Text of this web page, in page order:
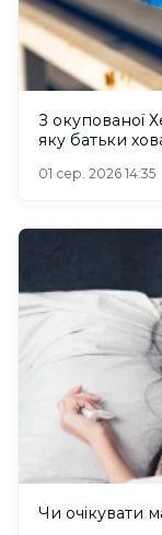
З окупованої
яку батьки
01 сер. 2026 14:35
Чи очікувати